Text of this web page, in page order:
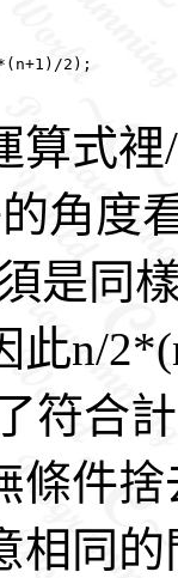
2);
算式
角度
是同
此n/
符合
條件
相同